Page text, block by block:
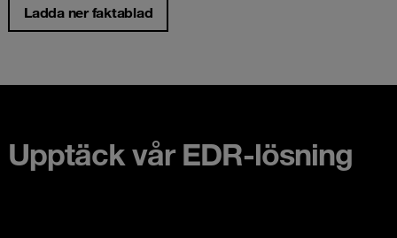
Ladda ner faktablad
Upptäck vår EDR-lösning